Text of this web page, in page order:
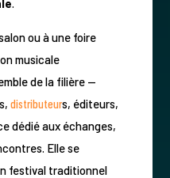
ou à une foire
musicale
de la filière —
distributeurs, éditeurs,
dédié aux échanges,
Elle se
festival traditionnel